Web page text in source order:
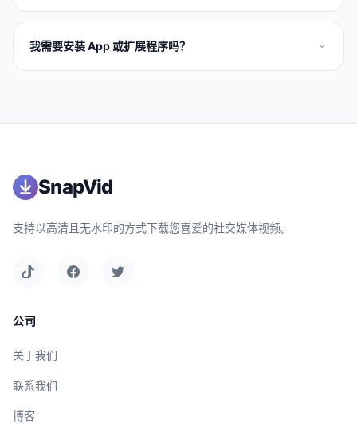
我需要安装 App 或扩展程序吗？
SnapVid
支持以高清且无水印的方式下载您喜爱的社交媒体视频。
公司
关于我们
联系我们
博客